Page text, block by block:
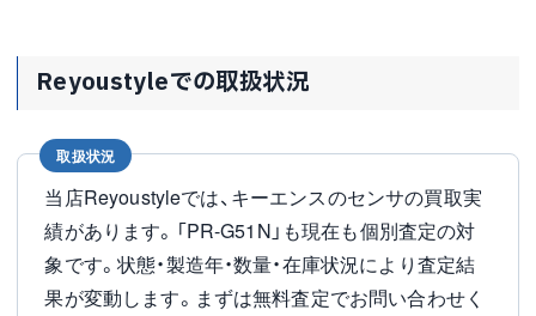
Reyoustyleでの取扱状況
取扱状況
当店Reyoustyleでは、キーエンスのセンサの買取実
績があります。「PR-G51N」も現在も個別査定の対
象です。状態・製造年・数量・在庫状況により査定結
果が変動します。まずは無料査定でお問い合わせく